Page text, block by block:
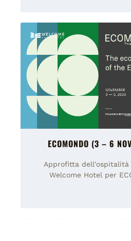
ECOMONDO (3 – 6
Approfitta dell'ospitalità
Welcome Hotel per